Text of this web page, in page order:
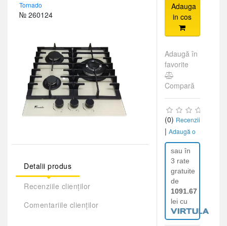
Tornado
№ 260124
Detalii produs
Recenziile clienților
Comentariile clienților
Adauga
in cos
Adaugă în
favorite
Compară
(0) Recenzii
| Adaugă o
recenzie
sau în
3 rate
gratuite
de
1091.67
lei cu